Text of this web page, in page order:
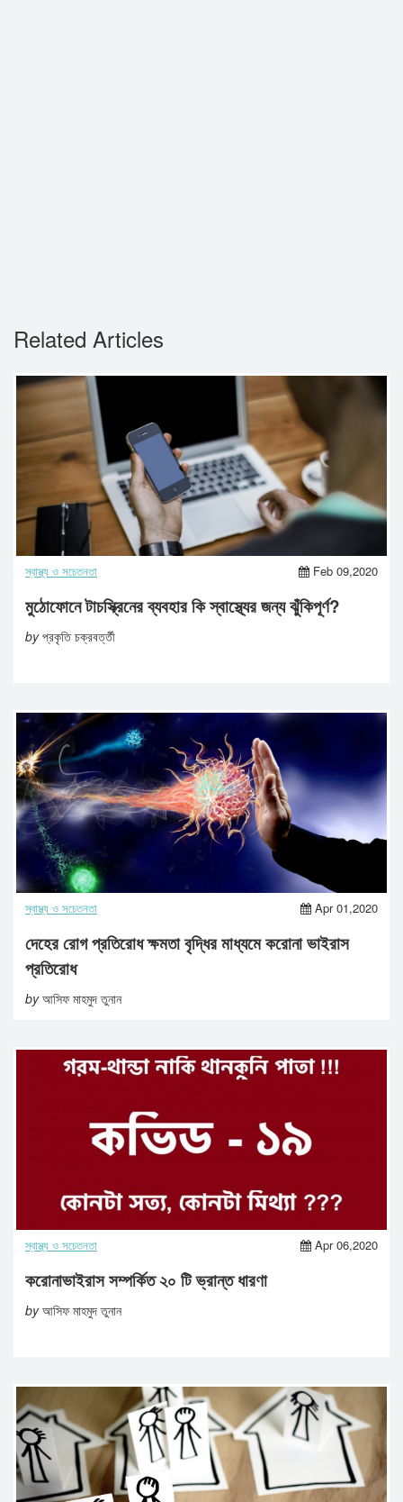
Related Articles
স্বাস্থ্য ও সচেতনতা Feb 09,2020
মুঠোফোনে টাচস্ক্রিনের ব্যবহার কি স্বাস্থ্যের জন্য ঝুঁকিপূর্ণ?
byপ্রকৃতি চক্রবর্ত্তী
স্বাস্থ্য ও সচেতনতা Apr 01,2020
দেহের রোগ প্রতিরোধ ক্ষমতা বৃদ্ধির মাধ্যমে করোনা ভাইরাস
প্রতিরোধ
byআসিফ মাহমুদ তুনান
স্বাস্থ্য ও সচেতনতা Apr 06,2020
করোনাভাইরাস সম্পর্কিত ২০ টি ভ্রান্ত ধারণা
byআসিফ মাহমুদ তুনান